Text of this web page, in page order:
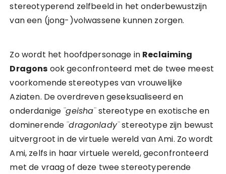
stereotyperend zelfbeeld in het onderbewustzijn
van een (jong-)volwassene kunnen zorgen.
Zo wordt het hoofdpersonage in Reclaiming
Dragons ook geconfronteerd met de twee meest
voorkomende stereotypes van vrouwelijke
Aziaten. De overdreven geseksualiseerd en
onderdanige ¨geisha¨stereotype en exotische en
dominerende ¨dragonlady¨stereotype zijn bewust
uitvergroot in de virtuele wereld van Ami. Zo wordt
Ami, zelfs in haar virtuele wereld, geconfronteerd
met de vraag of deze twee stereotyperende